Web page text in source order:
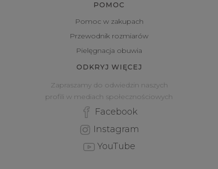
POMOC
Pomoc w zakupach
Przewodnik rozmiarów
Pielęgnacja obuwia
ODKRYJ WIĘCEJ
Zapraszamy do odwiedzin naszych
profili w mediach społecznościowych
Facebook
Instagram
YouTube